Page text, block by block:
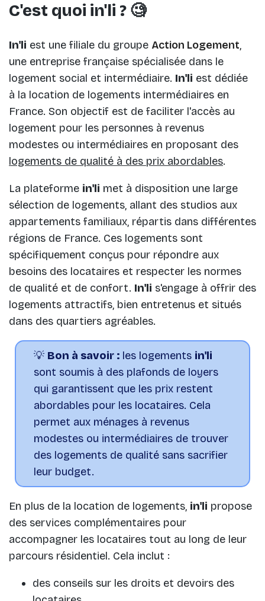
C'est quoi in'li ? 🧐
In'li est une filiale du groupe Action Logement,
une entreprise française spécialisée dans le
logement social et intermédiaire. In'li est dédiée
à la location de logements intermédiaires en
France. Son objectif est de faciliter l'accès au
logement pour les personnes à revenus
modestes ou intermédiaires en proposant des
logements de qualité à des prix abordables.
La plateforme in'li met à disposition une large
sélection de logements, allant des studios aux
appartements familiaux, répartis dans différentes
régions de France. Ces logements sont
spécifiquement conçus pour répondre aux
besoins des locataires et respecter les normes
de qualité et de confort. In'li s'engage à offrir des
logements attractifs, bien entretenus et situés
dans des quartiers agréables.
💡 Bon à savoir : les logements in'li
sont soumis à des plafonds de loyers
qui garantissent que les prix restent
abordables pour les locataires. Cela
permet aux ménages à revenus
modestes ou intermédiaires de trouver
des logements de qualité sans sacrifier
leur budget.
En plus de la location de logements, in'li propose
des services complémentaires pour
accompagner les locataires tout au long de leur
parcours résidentiel. Cela inclut :
des conseils sur les droits et devoirs des